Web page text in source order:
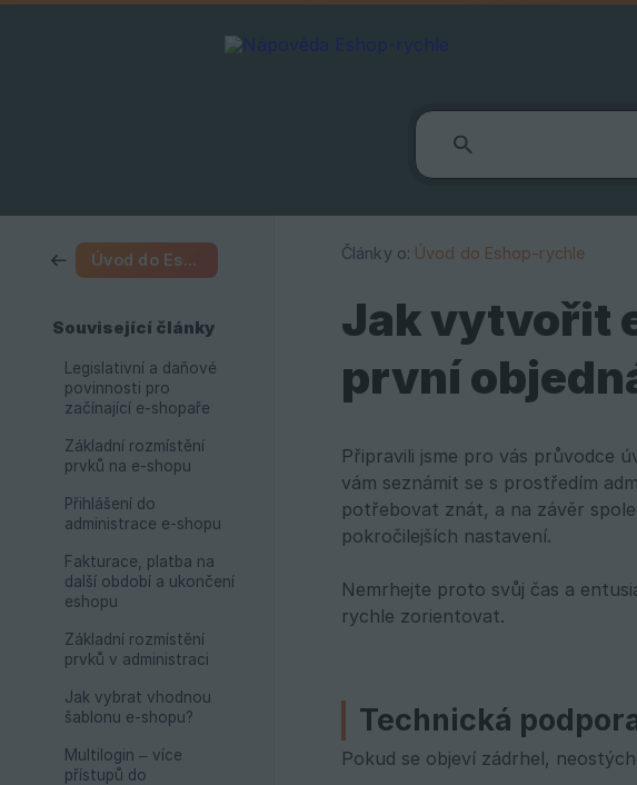
Úvod do Eshop-rychle
Související články
Legislativní a daňové
povinnosti pro
začínající e-shopaře
Základní rozmístění
prvků na e-shopu
Přihlášení do
administrace e-shopu
Fakturace, platba na
další období a ukončení
eshopu
Základní rozmístění
prvků v administraci
Jak vybrat vhodnou
šablonu e-shopu?
Multilogin – více
přístupů do
Články o: Úvod do Eshop-rychle
Jak vytvořit
první
Připravili jsme pro vás průvodce
vám seznámit se s prostředím
potřebovat znát, a na závěr
pokročilejších nastavení.
Nemrhejte proto svůj čas a
rychle zorientovat.
Technická
Pokud se objeví zádrhel,